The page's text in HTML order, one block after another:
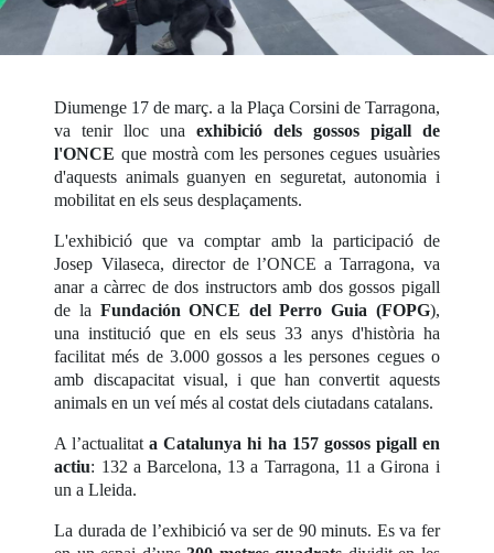
Diumenge 17 de març. a la Plaça Corsini de Tarragona,
va tenir lloc una exhibició dels gossos pigall de
l'ONCE que mostrà com les persones cegues usuàries
d'aquests animals guanyen en seguretat, autonomia i
mobilitat en els seus desplaçaments.
L'exhibició que va comptar amb la participació de
Josep Vilaseca, director de l’ONCE a Tarragona, va
anar a càrrec de dos instructors amb dos gossos pigall
de la Fundación ONCE del Perro Guia (FOPG),
una institució que en els seus 33 anys d'història ha
facilitat més de 3.000 gossos a les persones cegues o
amb discapacitat visual, i que han convertit aquests
animals en un veí més al costat dels ciutadans catalans.
A l’actualitata Catalunya hi ha 157 gossos pigall en
actiu: 132 a Barcelona, 13 a Tarragona, 11 a Girona i
un a Lleida.
La durada de l’exhibició va ser de 90 minuts. Es va fer